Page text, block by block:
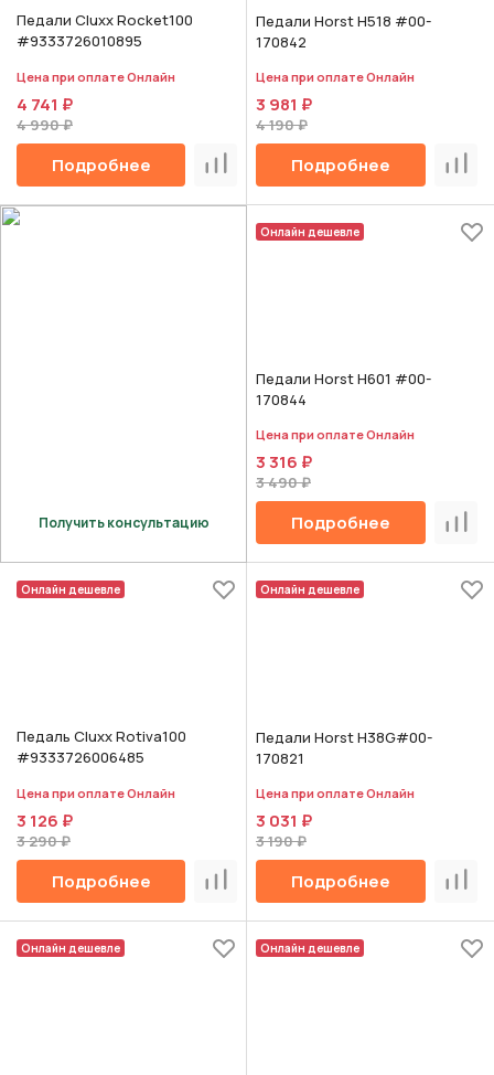
Педали Cluxx Rocket100
#9333726010895
Цена при оплате Онлайн
4 741 ₽
4 990 ₽
Подробнее Сравнить
Педали Horst H518 #00-
170842
Цена при оплате Онлайн
3 981 ₽
4 190 ₽
Подробнее
Получить консультацию
Онлайн дешевле
Педали Horst H601 #00-
170844
Цена при оплате Онлайн
3 316 ₽
3 490 ₽
Подробнее
Онлайн дешевле
Педаль Cluxx Rotiva100
#9333726006485
Цена при оплате Онлайн
3 126 ₽
3 290 ₽
Подробнее Сравнить
Онлайн дешевле
Педали Horst H38G#00-
170821
Цена при оплате Онлайн
3 031 ₽
3 190 ₽
Подробнее
Онлайн дешевле Онлайн дешевле